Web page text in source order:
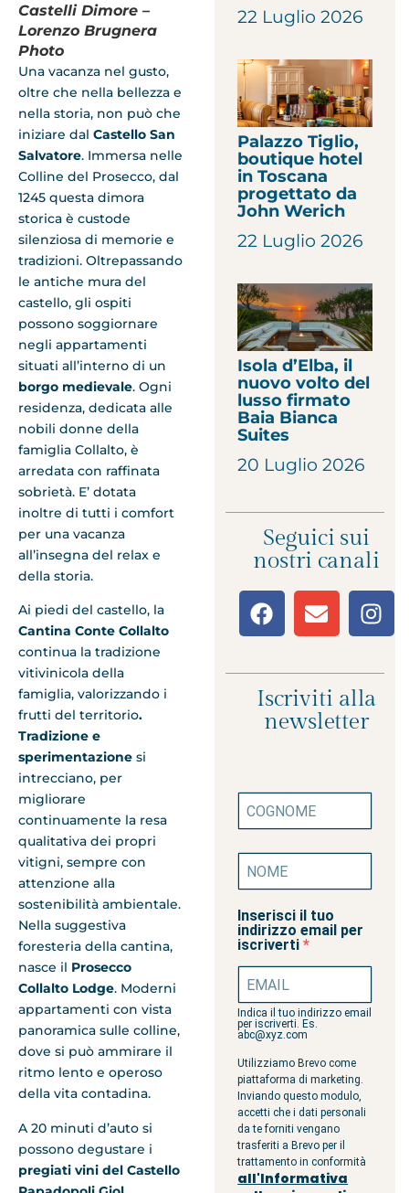
Castelli Dimore –
Lorenzo Brugnera
Photo
Una vacanza nel gusto,
oltre che nella bellezza e
nella storia, non può che
iniziare dal Castello San
Salvatore. Immersa nelle
Colline del Prosecco, dal
1245 questa dimora
storica è custode
silenziosa di memorie e
tradizioni. Oltrepassando
le antiche mura del
castello, gli ospiti
possono soggiornare
negli appartamenti
situati all’interno di un
borgo medievale. Ogni
residenza, dedicata alle
nobili donne della
famiglia Collalto, è
arredata con raffinata
sobrietà. E’ dotata
inoltre di tutti i comfort
per una vacanza
all’insegna del relax e
della storia.
Ai piedi del castello, la
Cantina Conte Collalto
continua la tradizione
vitivinicola della
famiglia, valorizzando i
frutti del territorio.
Tradizione e
sperimentazione si
intrecciano, per
migliorare
continuamente la resa
qualitativa dei propri
vitigni, sempre con
attenzione alla
sostenibilità ambientale.
Nella suggestiva
foresteria della cantina,
nasce il Prosecco
Collalto Lodge. Moderni
appartamenti con vista
panoramica sulle colline,
dove si può ammirare il
ritmo lento e operoso
della vita contadina.
A 20 minuti d’auto si
possono degustare i
pregiati vini del Castello
22 Luglio 2026
Palazzo Tiglio,
boutique hotel
in Toscana
progettato da
John Werich
22 Luglio 2026
Isola d’Elba, il
nuovo volto del
lusso firmato
Baia Bianca
Suites
20 Luglio 2026
Seguici sui
nostri canali
Iscriviti alla
newsletter
Inserisci il tuo
indirizzo email per
iscriverti
Indica il tuo indirizzo email
per iscriverti. Es.
abc@xyz.com
Utilizziamo Brevo come
piattaforma di marketing.
Inviando questo modulo,
accetti che i dati personali
da te forniti vengano
trasferiti a Brevo per il
trattamento in conformità
all'Informativa